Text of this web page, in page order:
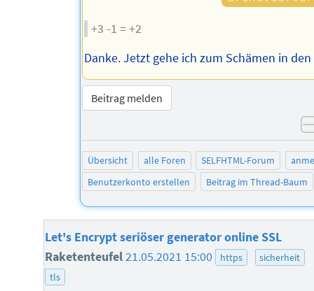
+3 -1 = +2
Danke. Jetzt gehe ich zum Schämen in
Beitrag melden
Übersicht alle Foren SELFHTML-Forum
Benutzerkonto erstellen
Beitrag im Thread-Baum
Let's Encrypt seriöser generator online SSL
Raketenteufel21.05.2021 15:00 https
sicherheit
tls